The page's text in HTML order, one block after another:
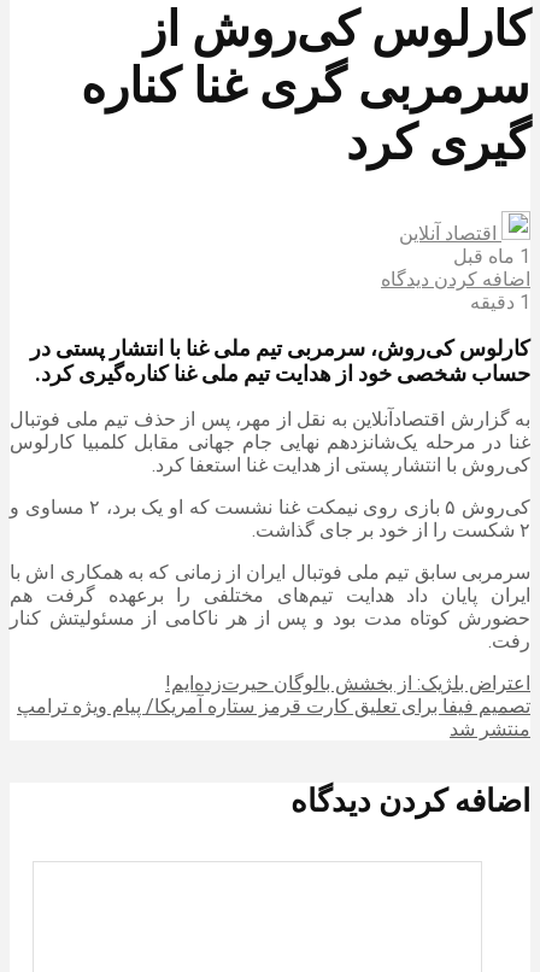
کارلوس کی‌روش از
سرمربی گری غنا کناره
گیری کرد
اقتصاد آنلاین
1 ماه قبل
اضافه کردن دیدگاه
1 دقیقه
کارلوس کی‌روش، سرمربی تیم ملی غنا با انتشار پستی در
حساب شخصی خود از هدایت تیم ملی غنا کناره‌گیری کرد.
به گزارش اقتصادآنلاین به نقل از مهر، پس از حذف تیم ملی فوتبال
غنا در مرحله یک‌شانزدهم نهایی جام جهانی مقابل کلمبیا کارلوس
کی‌روش با انتشار پستی از هدایت غنا استعفا کرد.
کی‌روش ۵ بازی روی نیمکت غنا نشست که او یک برد، ۲ مساوی و
۲ شکست را از خود بر جای گذاشت.
سرمربی سابق تیم ملی فوتبال ایران از زمانی که به همکاری اش با
ایران پایان داد هدایت تیم‌های مختلفی را برعهده گرفت هم
حضورش کوتاه مدت بود و پس از هر ناکامی از مسئولیتش کنار
رفت.
اعتراض بلژیک: از بخشش بالوگان حیرت‌زده‌ایم!
تصمیم فیفا برای تعلیق کارت قرمز ستاره آمریکا/ پیام ویژه ترامپ
منتشر شد
اضافه کردن دیدگاه